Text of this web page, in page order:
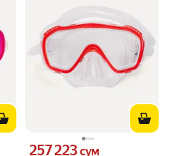
Цена 257223 сум вместо
257 223сум